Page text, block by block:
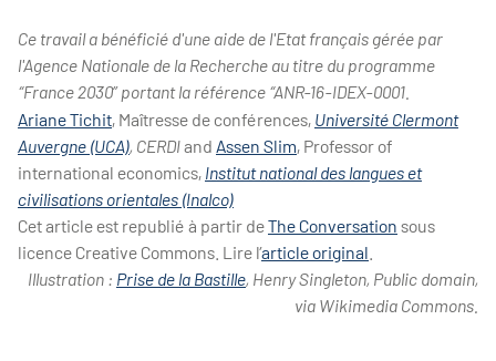
Ce travail a bénéficié d'une aide de l'Etat français gérée par
l'Agence Nationale de la Recherche au titre du programme
“France 2030” portant la référence “ANR-16-IDEX-0001.
Ariane Tichit, Maîtresse de conférences, Université Clermont
Auvergne (UCA), CERDIand Assen Slim, Professor of
international economics, Institut national des langues et
civilisations orientales (Inalco)
Cet article est republié à partir deThe Conversation sous
licence Creative Commons. Lire l’article original
Illustration : Prise de la Bastille, Henry Singleton, Public domain,
via Wikimedia Commons.